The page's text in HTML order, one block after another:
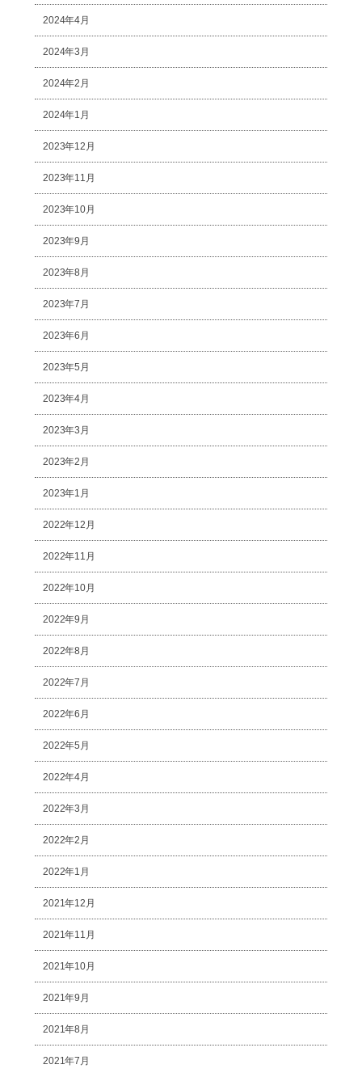
2024年4月
2024年3月
2024年2月
2024年1月
2023年12月
2023年11月
2023年10月
2023年9月
2023年8月
2023年7月
2023年6月
2023年5月
2023年4月
2023年3月
2023年2月
2023年1月
2022年12月
2022年11月
2022年10月
2022年9月
2022年8月
2022年7月
2022年6月
2022年5月
2022年4月
2022年3月
2022年2月
2022年1月
2021年12月
2021年11月
2021年10月
2021年9月
2021年8月
2021年7月